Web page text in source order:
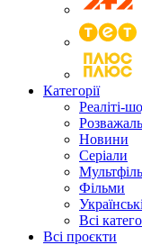
Категорії
Реаліті-
Новини
Серіали
Фільми
Всі
Всі проєкти